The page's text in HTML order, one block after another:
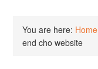
You are here: Home
end cho website